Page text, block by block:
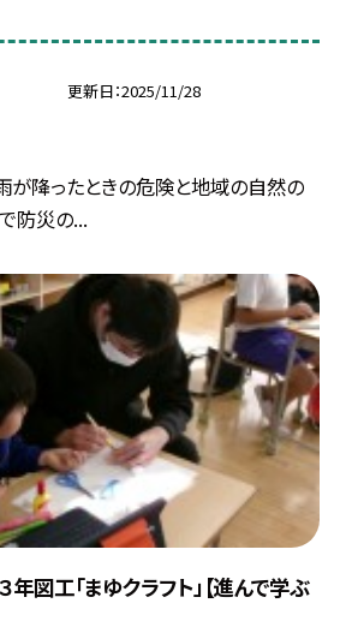
更新日 2025/11/28
が降ったときの危険と地域の自然の
防災の...
年図工「まゆクラフト」【進んで学ぶ